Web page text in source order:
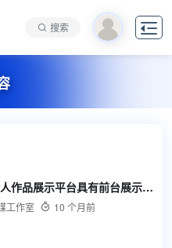
搜索 
【YM1005】个人作品展示平台具有前台展示和后台管理两个部分前台主要展示个人信息项目案例技术栈和联系方式等
工作室  10 个月前